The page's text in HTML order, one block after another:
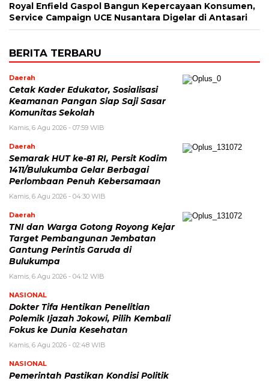
Royal Enfield Gaspol Bangun Kepercayaan Konsumen,
Service Campaign UCE Nusantara Digelar di Antasari
BERITA TERBARU
Daerah
Cetak Kader Edukator, Sosialisasi
Keamanan Pangan Siap Saji Sasar
Komunitas Sekolah
Kamis, 6 Agu 2026 - 07:59 WIB
Daerah
Semarak HUT ke-81 RI, Persit Kodim
1411/Bulukumba Gelar Berbagai
Perlombaan Penuh Kebersamaan
Kamis, 6 Agu 2026 - 04:30 WIB
Daerah
TNI dan Warga Gotong Royong Kejar
Target Pembangunan Jembatan
Gantung Perintis Garuda di
Bulukumpa
Kamis, 6 Agu 2026 - 04:12 WIB
NASIONAL
Dokter Tifa Hentikan Penelitian
Polemik Ijazah Jokowi, Pilih Kembali
Fokus ke Dunia Kesehatan
Kamis, 6 Agu 2026 - 02:48 WIB
NASIONAL
Pemerintah Pastikan Kondisi Politik